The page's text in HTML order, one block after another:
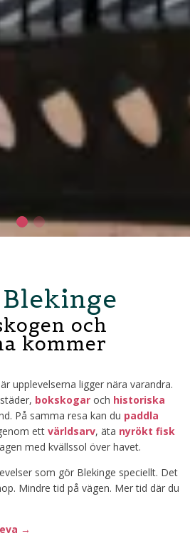
och
kommer
upplevelserna ligger nära varandra.
bokskogar och historiska
På samma resa kan du paddla
ett världsarv, äta nyrökt fisk
med kvällssol över havet.
som gör Blekinge speciellt. Det
Mindre tid på vägen. Mer tid där du
→